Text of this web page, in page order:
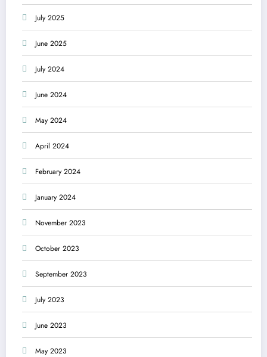
July 2025
June 2025
July 2024
June 2024
May 2024
April 2024
February 2024
January 2024
November 2023
October 2023
September 2023
July 2023
June 2023
May 2023